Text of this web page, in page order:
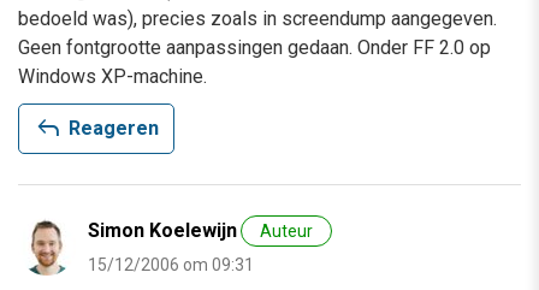
bedoeld was), precies zoals in screendump aangegeven.
Geen fontgrootte aanpassingen gedaan. Onder FF 2.0 op
Windows XP-machine.
reply Reageren
Simon Koelewijn
Auteur
15/12/2006 om 09:31